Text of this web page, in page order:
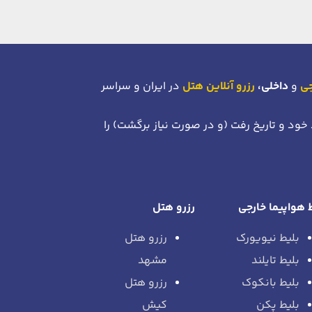
و داخلی، رزرو آنلاین هتل در ایران و سراسر
خود و تاریخ رفت (و در صورت نیاز برگشت) را
هواپیما خارجی
بلیط نیویورک
بلیط تایلند
بلیط بانکوک
بلیط پکن
رزرو هتل
رزرو هتل
مشهد
رزرو هتل
کیش